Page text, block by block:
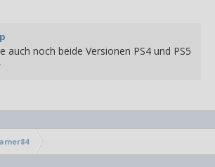
auch noch beide Versionen PS4 und PS5